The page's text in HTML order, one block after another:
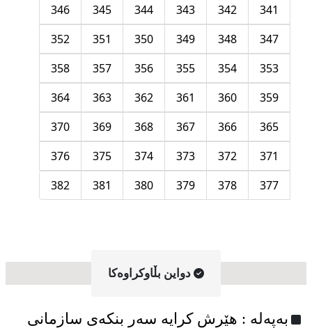
341
342
343
344
345
346
347
348
349
350
351
352
353
354
355
356
357
358
359
360
361
362
363
364
365
366
367
368
369
370
371
372
373
374
375
376
377
378
379
380
381
382
دواین بڵاوکراوه‌کا
به‌په‌له‌ : هێرش کرایە سەر بنکەی سازمانی